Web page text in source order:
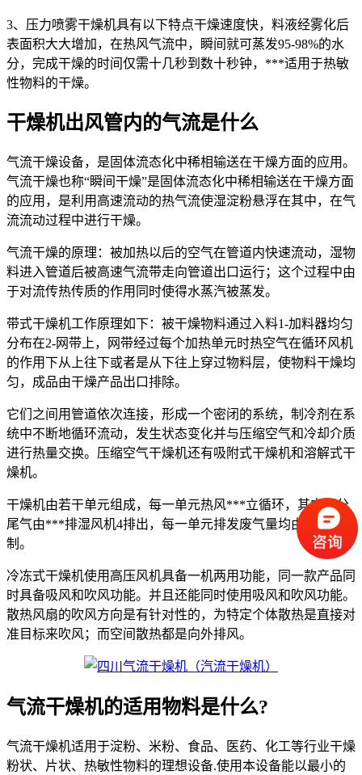
3、压力喷雾干燥机具有以下特点干燥速度快，料液经雾化后
表面积大大增加，在热风气流中，瞬间就可蒸发95-98%的水
分，完成干燥的时间仅需十几秒到数十秒钟，***适用于热敏
性物料的干燥。
干燥机出风管内的气流是什么
气流干燥设备，是固体流态化中稀相输送在干燥方面的应用。
气流干燥也称“瞬间干燥”是固体流态化中稀相输送在干燥方面
的应用，是利用高速流动的热气流使湿淀粉悬浮在其中，在气
流流动过程中进行干燥。
气流干燥的原理：被加热以后的空气在管道内快速流动，湿物
料进入管道后被高速气流带走向管道出口运行；这个过程中由
于对流传热传质的作用同时使得水蒸汽被蒸发。
带式干燥机工作原理如下：被干燥物料通过入料1-加料器均匀
分布在2-网带上，网带经过每个加热单元时热空气在循环风机
的作用下从上往下或者是从下往上穿过物料层，使物料干燥均
匀，成品由干燥产品出口排除。
它们之间用管道依次连接，形成一个密闭的系统，制冷剂在系
统中不断地循环流动，发生状态变化并与压缩空气和冷却介质
进行热量交换。压缩空气干燥机还有吸附式干燥机和溶解式干
燥机。
干燥机由若干单元组成，每一单元热风***立循环，其中部分
尾气由***排湿风机4排出，每一单元排发废气量均由调节阀控
制。
冷冻式干燥机使用高压风机具备一机两用功能，同一款产品同
时具备吸风和吹风功能。并且还能同时使用吸风和吹风功能。
散热风扇的吹风方向是有针对性的，为特定个体散热是直接对
准目标来吹风；而空间散热都是向外排风。
气流干燥机的适用物料是什么?
气流干燥机适用于淀粉、米粉、食品、医药、化工等行业干燥
粉状、片状、热敏性物料的理想设备.使用本设备能以最小的